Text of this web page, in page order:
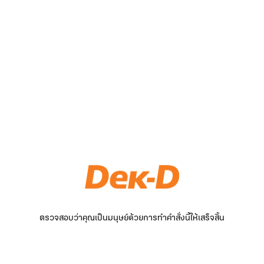
ตรวจสอบว่าคุณเป็นมนุษย์ด้วยการทำคำสั่งนี้ให้เสร็จสิ้น